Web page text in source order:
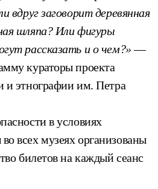
вдруг заговорит деревянная
шляпа? Или фигуры
рассказать и о чем?»—
кураторы проекта
и этнографии им. Петра
в условиях
всех музеях организованы
билетов на каждый сеанс